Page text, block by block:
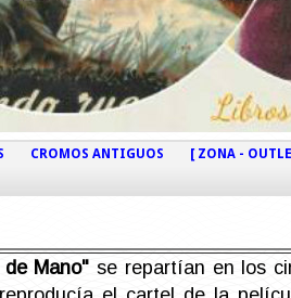
CROMOS ANTIGUOS [ ZONA -
Mano" se repartían en los